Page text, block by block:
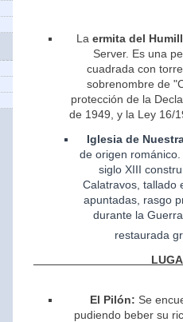
La ermita del
Server. Es una
cuadrada con
sobrenombre de
protección de la
de 1949, y la Ley 16/
Iglesia de
deorigen
siglo XIII
Calatravos, tallado
apuntadas, rasgo
durante la
restaurada
El Pilón: Se
pudiendo beber su